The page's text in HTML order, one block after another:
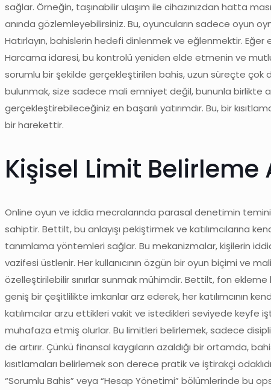
sağlar. Örneğin, taşınabilir ulaşım ile cihazınızdan hatta
anında gözlemleyebilirsiniz. Bu, oyuncuların sadece oyun
Hatırlayın, bahislerin hedefi dinlenmek ve eğlenmektir.
Harcama idaresi, bu kontrolü yeniden elde etmenin ve
sorumlu bir şekilde gerçekleştirilen bahis, uzun süreçte çok
bulunmak, size sadece mali emniyet değil, bununla birlikte
gerçekleştirebileceğiniz en başarılı yatırımdır. Bu, bir
bir harekettir.
Kişisel Limit Belirleme
Online oyun ve iddia mecralarında parasal denetimin
sahiptir. Bettilt, bu anlayışı pekiştirmek ve katılımcılarına
tanımlama yöntemleri sağlar. Bu mekanizmalar, kişilerin
vazifesi üstlenir. Her kullanıcının özgün bir oyun biçimi ve
özelleştirilebilir sınırlar sunmak mühimdir. Bettilt, fon
geniş bir çeşitlilikte imkanlar arz ederek, her katılımcının
katılımcılar arzu ettikleri vakit ve istedikleri seviyede keyfe
muhafaza etmiş olurlar. Bu limitleri belirlemek, sadece
de artırır. Çünkü finansal kaygıların azaldığı bir ortamda,
kısıtlamaları belirlemek son derece pratik ve iştirakçi
“Sorumlu Bahis” veya “Hesap Yönetimi” bölümlerinde bu